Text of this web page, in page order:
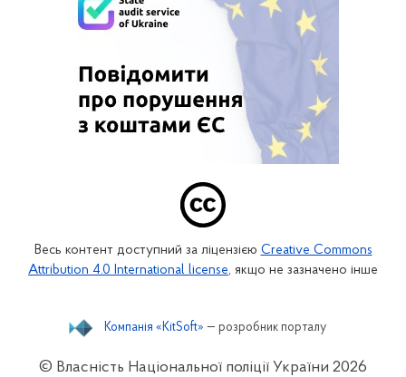
Весь контент доступний за ліцензією Creative Commons
Attribution 4.0 International license, якщо не зазначено інше
© Власність Національної поліції України 2026
Компанія «KitSoft» — розробник порталу